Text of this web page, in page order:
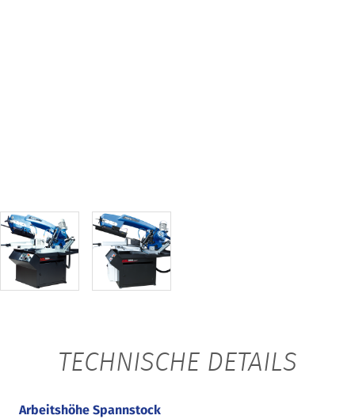
TECHNISCHE DETAILS
Arbeitshöhe Spannstock